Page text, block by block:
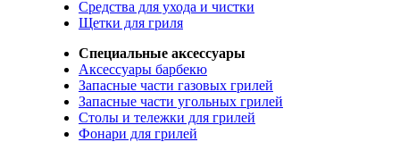
Средства для ухода и чистки
Щетки для гриля
Специальные аксессуары
Аксессуары барбекю
Запасные части газовых грилей
Запасные части угольных грилей
Столы и тележки для грилей
Фонари для грилей